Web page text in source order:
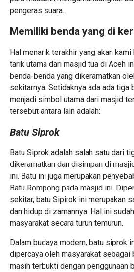
pengeras suara.
Memiliki benda yang di
Hal menarik terakhir yang akan
tarik utama dari masjid tua di Aceh
benda-benda yang dikeramatkan
sekitarnya. Setidaknya ada ada tiga
menjadi simbol utama dari masjid
tersebut antara lain adalah:
Batu Siprok
Batu Siprok adalah salah satu dari
dikeramatkan dan disimpan di
ini. Batu ini juga merupakan
Batu Rompong pada masjid ini.
sekitar, batu Sipirok ini merupakan
dan hidup di zamannya. Hal ini
masyarakat secara turun temurun.
Dalam budaya modern, batu siprok
dipercaya oleh masyarakat sebagai
masih terbukti dengan penggunaan